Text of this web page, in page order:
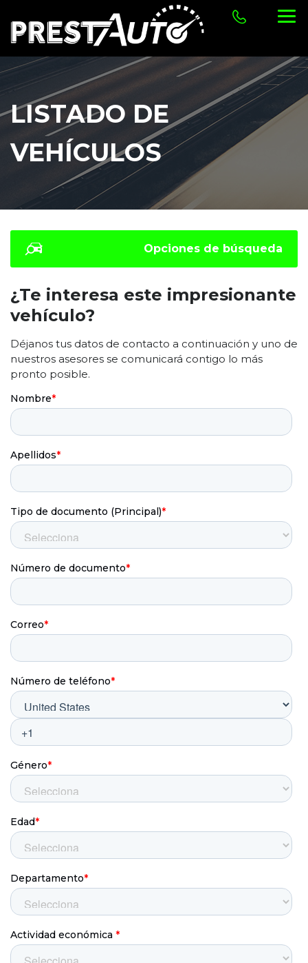
LISTADO DE
VEHÍCULOS
Opciones de búsqueda
¿Te interesa este impresionante
vehículo?
Déjanos tus datos de contacto a continuación y uno de
nuestros asesores se comunicará contigo lo más
pronto posible.